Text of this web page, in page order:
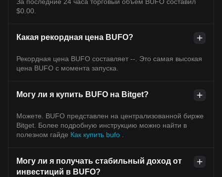
$0.00.
Какая рекордная цена BUFO?
Рекордная цена BUFO составляет --. Это самая высокая
цена BUFO с момента запуска.
Могу ли я купить BUFO на Bitget?
Можете. BUFO представлен на централизованной бирже
Bitget. Более подробную инструкцию можно найти в
полезном гайде Как купить bufo
Могу ли я получать стабильный доход от
инвестиций в BUFO?